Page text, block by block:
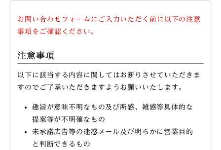
お問い合わせフォームにご入力いただく前に以下の注意
事項をご確認ください。
注意事項
以下に該当する内容に関してはお断りさせていただきま
すのでご了承いただきますようお願いいたします。
趣旨が意味不明なもの及び所感、雑感等具体的な
提案等が不明確なもの
未承諾広告等の迷惑メール及び明らかに営業目的
と判断できるもの